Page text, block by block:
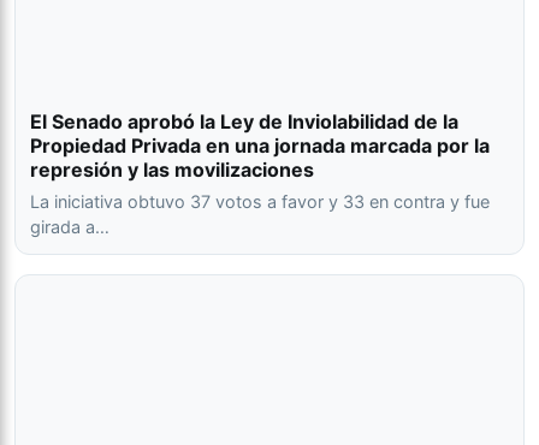
El Senado aprobó la Ley de Inviolabilidad de la
Propiedad Privada en una jornada marcada por la
represión y las movilizaciones
La iniciativa obtuvo 37 votos a favor y 33 en contra y fue
girada a…